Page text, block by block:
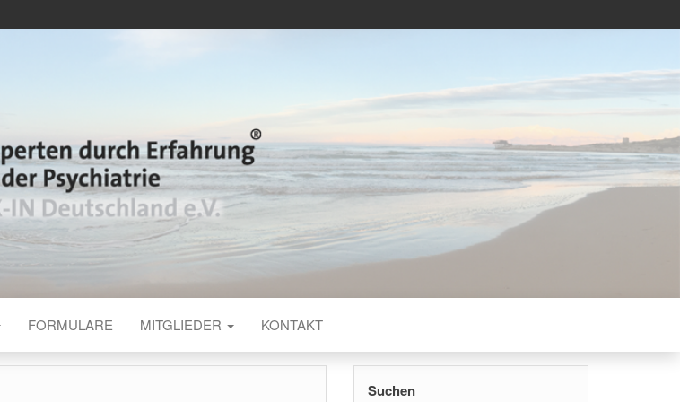
INTERN
FORMULARE MITGLIEDER KONTAKT
Suchen